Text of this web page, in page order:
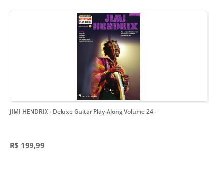
JIMI HENDRIX - Deluxe Guitar Play-Along Volume 24-
R$ 199,99